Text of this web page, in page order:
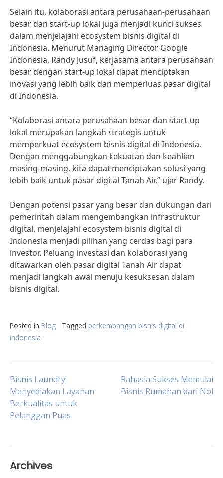
Selain itu, kolaborasi antara perusahaan-perusahaan
besar dan start-up lokal juga menjadi kunci sukses
dalam menjelajahi ecosystem bisnis digital di
Indonesia. Menurut Managing Director Google
Indonesia, Randy Jusuf, kerjasama antara perusahaan
besar dengan start-up lokal dapat menciptakan
inovasi yang lebih baik dan memperluas pasar digital
di Indonesia.
“Kolaborasi antara perusahaan besar dan start-up
lokal merupakan langkah strategis untuk
memperkuat ecosystem bisnis digital di Indonesia.
Dengan menggabungkan kekuatan dan keahlian
masing-masing, kita dapat menciptakan solusi yang
lebih baik untuk pasar digital Tanah Air,” ujar Randy.
Dengan potensi pasar yang besar dan dukungan dari
pemerintah dalam mengembangkan infrastruktur
digital, menjelajahi ecosystem bisnis digital di
Indonesia menjadi pilihan yang cerdas bagi para
investor. Peluang investasi dan kolaborasi yang
ditawarkan oleh pasar digital Tanah Air dapat
menjadi langkah awal menuju kesuksesan dalam
bisnis digital.
Posted in Blog Tagged perkembangan bisnis digital di
indonesia
Post
navigation
Bisnis Laundry:
Menyediakan Layanan
Berkualitas untuk
Pelanggan Puas
Rahasia Sukses Memulai
Bisnis Rumahan dari Nol
Archives